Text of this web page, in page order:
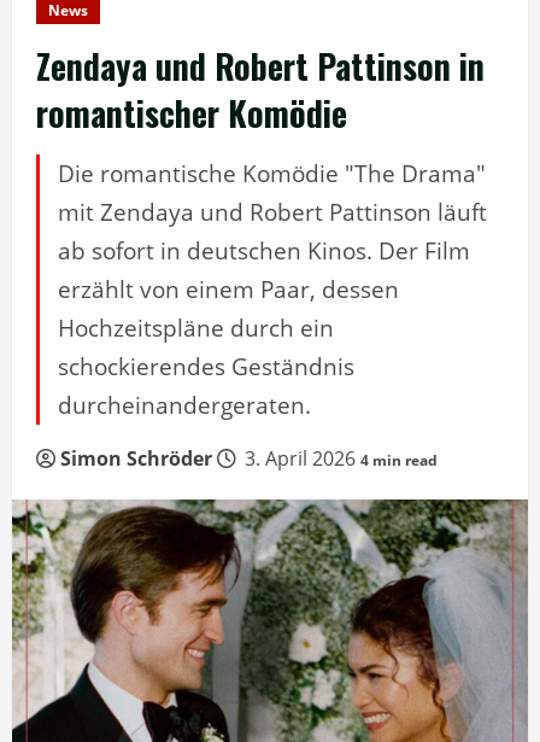
News
Zendaya und Robert Pattinson in
romantischer Komödie
Die romantische Komödie "The Drama"
mit Zendaya und Robert Pattinson läuft
ab sofort in deutschen Kinos. Der Film
erzählt von einem Paar, dessen
Hochzeitspläne durch ein
schockierendes Geständnis
durcheinandergeraten.
Simon Schröder 3. April 2026 4 min read